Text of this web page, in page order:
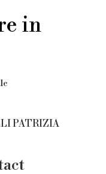
in
PATRIZIA